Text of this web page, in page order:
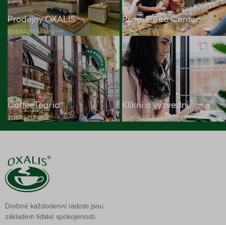
Prodejny OXALIS
ZOBRAZIT MAPU
Prague Tea Center
ZOBRAZIT VÍCE
CoffeeTearia
ZOBRAZIT VÍCE
Klikni a vyzvedni
ZOBRAZIT PRODEJNY
Drobné každodenní radosti jsou
základem lidské spokojenosti.